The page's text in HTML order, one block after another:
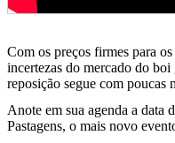
Com os preços firmes para
incertezas do mercado do
reposição segue com poucas
Anote em sua agenda a data
Pastagens, o mais novo